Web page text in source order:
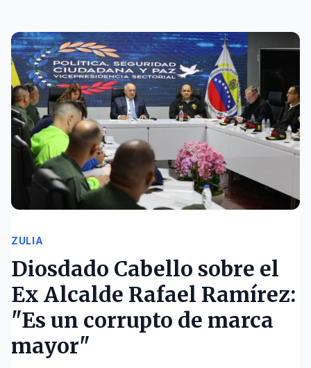
ZULIA
Diosdado Cabello sobre el
Ex Alcalde Rafael Ramírez:
"Es un corrupto de marca
mayor"